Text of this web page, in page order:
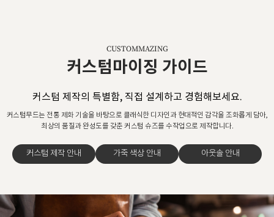
CUSTOMMAZING
커스텀마이징 가이드
커스텀 제작의 특별함, 직접 설계하고 경험해보세요.
커스텀무드는 전통 제화 기술을 바탕으로 클래식한 디자인과 현대적인 감각을 조화롭게 담아,
최상의 품질과 완성도를 갖춘 커스텀 슈즈를 수작업으로 제작합니다.
커스텀 제작 안내 가죽 색상 안내 아웃솔 안내